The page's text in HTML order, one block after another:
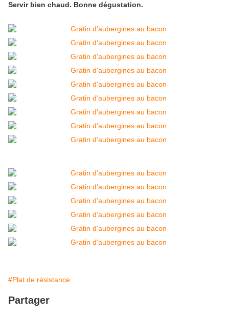
Servir bien chaud. Bonne dégustation.
#Plat de résistance
Partager